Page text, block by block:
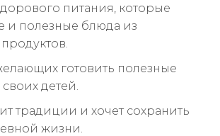
питания, которые
и полезные блюда из
готовить полезные
детей.
традиции и хочет сохранить
жизни.